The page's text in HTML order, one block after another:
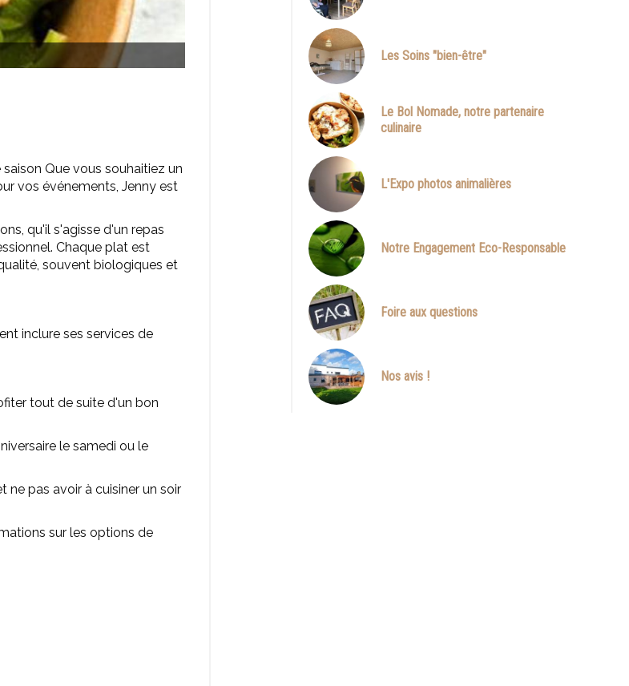
Sans titre
Que vous souhaitiez un
vos événements, Jenny est
qu'il s'agisse d'un repas
Chaque plat est
souvent biologiques et
inclure ses services de
tout de suite d'un bon
le samedi ou le
pas avoir à cuisiner un soir
sur les options de
Les Soins "bien-être"
Le Bol Nomade, notre partenaire
culinaire
L'Expo photos animalières
Notre Engagement Eco-Responsable
Foire aux questions
Nos avis !